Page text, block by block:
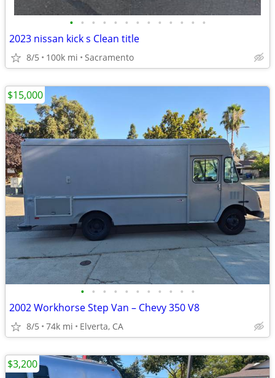
• • • • • • • • • • • • •
2023 nissan kick s Clean title
8/5 100k mi Sacramento
• • • • • • • • • • •
2002 Workhorse Step Van – Chevy 350 V8
8/5 74k mi Elverta, CA
$15,000
$3,200